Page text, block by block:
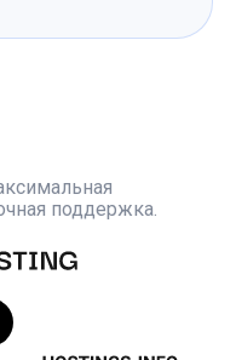
поддержка.